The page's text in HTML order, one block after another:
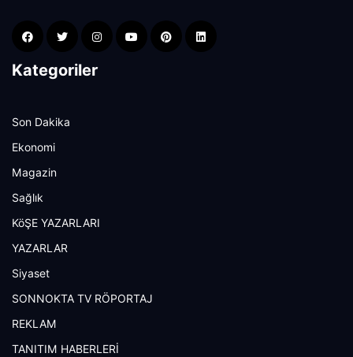
Kategoriler
Son Dakika
Ekonomi
Magazin
Sağlık
KöŞE YAZARLARI
YAZARLAR
Siyaset
SONNOKTA TV RÖPORTAJ
REKLAM
TANITIM HABERLERİ